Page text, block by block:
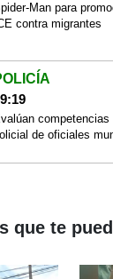
Man para
contra migrantes
de oficiales
que te